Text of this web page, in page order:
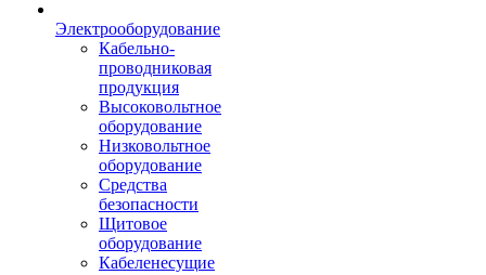
Электрооборудование
Кабельно-
проводниковая
продукция
Высоковольтное
оборудование
Низковольтное
оборудование
Средства
безопасности
Щитовое
оборудование
Кабеленесущие